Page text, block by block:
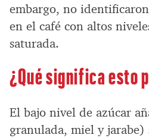
embargo, no
en el café con altos
saturada.
¿Qué significa esto
El bajo nivel de azúcar
granulada, miel y jarabe)